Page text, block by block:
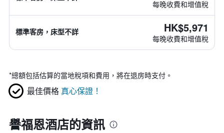
每晚收費和增值稅
標準客房，床型不詳 HK$5,971
每晚收費和增值稅
*總額包括估算的當地稅項和費用，將在退房時支付。
最佳價格 真心保證！
譽福恩酒店的資訊